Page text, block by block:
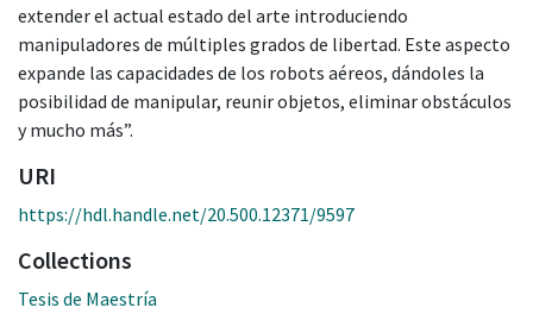
extender el actual estado del arte introduciendo
manipuladores de múltiples grados de libertad. Este aspecto
expande las capacidades de los robots aéreos, dándoles la
posibilidad de manipular, reunir objetos, eliminar obstáculos
y mucho más”.
URI
https://hdl.handle.net/20.500.12371/9597
Collections
Tesis de Maestría